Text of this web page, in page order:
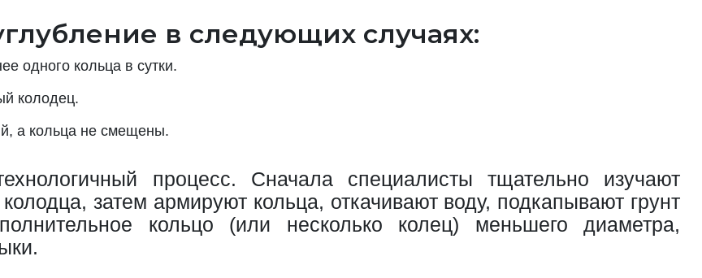
в следующих случаях:
одного кольца в сутки.
колодец.
а кольца не смещены.
процесс. Сначала специалисты тщательно изучают
затем армируют кольца, откачивают воду, подкапывают грунт
кольцо (или несколько колец) меньшего диаметра,